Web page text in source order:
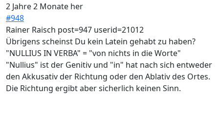
2 Jahre 2 Monate her
#948
Rainer Raisch post=947 userid=21012
Übrigens scheinst Du kein Latein gehabt zu haben?
"NULLIUS IN VERBA" = "von nichts in die Worte"
"Nullius" ist der Genitiv und "in" hat nach sich entweder
den Akkusativ der Richtung oder den Ablativ des Ortes.
Die Richtung ergibt aber sicherlich keinen Sinn.